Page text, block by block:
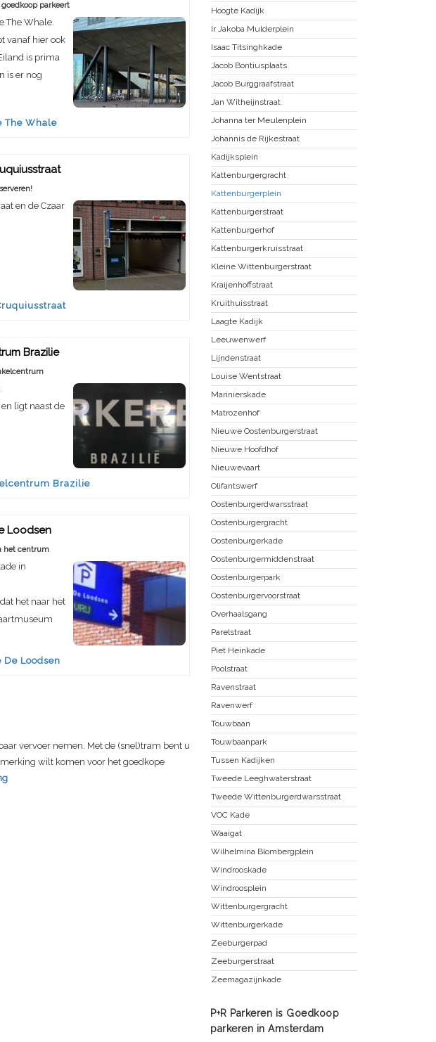
parkeert
The Whale.
vanaf hier ook
is prima
is er nog
The Whale
en de Czaar
Brazilie
ligt naast de
Brazilie
Loodsen
het centrum
in
het naar het
Loodsen
vervoer nemen. Met de (snel)tram bent u
wilt komen voor het goedkope
Hoogte Kadijk
Ir Jakoba Mulderplein
Isaac Titsinghkade
Jacob Bontiusplaats
Jacob Burggraafstraat
Jan Witheijnstraat
Johanna ter Meulenplein
Johannis de Rijkestraat
Kadijksplein
Kattenburgergracht
Kattenburgerplein
Kattenburgerstraat
Kattenburgerhof
Kattenburgerkruisstraat
Kleine Wittenburgerstraat
Kraijenhoffstraat
Kruithuisstraat
Laagte Kadijk
Leeuwenwerf
Lijndenstraat
Louise Wentstraat
Marinierskade
Matrozenhof
Nieuwe Oostenburgerstraat
Nieuwe Hoofdhof
Nieuwevaart
Olifantswerf
Oostenburgerdwarsstraat
Oostenburgergracht
Oostenburgerkade
Oostenburgermiddenstraat
Oostenburgerpark
Oostenburgervoorstraat
Overhaalsgang
Parelstraat
Piet Heinkade
Poolstraat
Ravenstraat
Ravenwerf
Touwbaan
Touwbaanpark
Tussen Kadijken
Tweede Leeghwaterstraat
Tweede Wittenburgerdwarsstraat
VOC Kade
Waaigat
Wilhelmina Blombergplein
Windrooskade
Windroosplein
Wittenburgergracht
Wittenburgerkade
Zeeburgerpad
Zeeburgerstraat
Zeemagazijnkade
P+R Parkeren is Goedkoop
parkeren in Amsterdam